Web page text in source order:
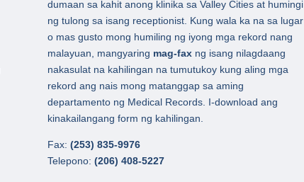
dumaan sa kahit anong klinika sa Valley Cities at humingi
ng tulong sa isang receptionist. Kung wala ka na sa lugar
o mas gusto mong humiling ng iyong mga rekord nang
malayuan, mangyaring mag-faxng isang nilagdaang
nakasulat na kahilingan na tumutukoy kung aling mga
rekord ang nais mong matanggap sa aming
departamento ng Medical Records. I-download ang
kinakailangang form ng kahilingan.
Fax: (253) 835-9976
Telepono: (206) 408-5227